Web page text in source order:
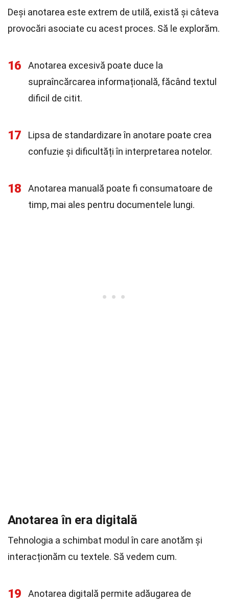
Deși anotarea este extrem de utilă, există și câteva
provocări asociate cu acest proces. Să le explorăm.
16
Anotarea excesivă poate duce la
supraîncărcarea informațională, făcând textul
dificil de citit.
17
Lipsa de standardizare în anotare poate crea
confuzie și dificultăți în interpretarea notelor.
18
Anotarea manuală poate fi consumatoare de
timp, mai ales pentru documentele lungi.
Anotarea în era digitală
Tehnologia a schimbat modul în care anotăm și
interacționăm cu textele. Să vedem cum.
19 Anotarea digitală permite adăugarea de